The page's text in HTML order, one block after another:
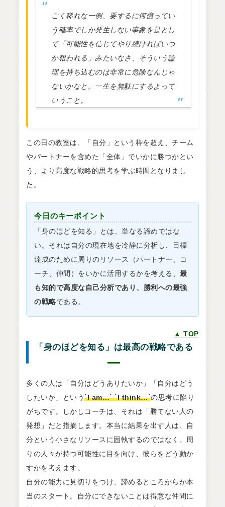
ごく稀れな一例、要するに何億ってい
う確率でしか発生しない事象を是とし
て「可能性を信じてやり続ければいつ
か報われる」みたいなさ、そういう論
理を持ち込むのは非常に危険なんじゃ
ないかなと。一生を無駄にするよって
いうこと。
この日の教室は、「自分」という枠を超え、チーム
やパートナーを含めた「全体」でいかに勝つかとい
う、より高度な戦略的思考を学ぶ時間となりまし
た。
今日のキーポイント
「身のほどを知る」とは、単なる諦めではな
い。それは自分の現在地を冷静に分析し、目標
達成のために周りのリソース（パートナー、コ
ーチ、仲間）をいかに活用するかを考える、最
も知的で高度な自己分析であり、勝利への最強
の戦略である。
▲ TOP
「身のほどを知る」は最高の戦略である
多くの人は「自分はどうありたいか」「自分はどう
したいか」という`I am…` `I think…`の思考に陥り
がちです。しかしコーチは、それは「勝てない人の
発想」だと指摘します。本当に結果を出す人は、自
分という小さなリソースに固執するのではなく、周
りの人々が持つ可能性に目を向け、彼らをどう動か
すかを考えます。
自分の能力に見切りをつけ、諦めるところからが本
当のスタート。自分にできないことは得意な仲間に